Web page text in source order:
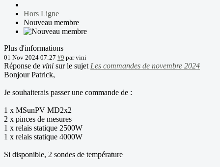
Hors Ligne
Nouveau membre
Plus d'informations
01 Nov 2024 07:27 #9 parvini
Réponse de vini sur le sujet Les commandes de novembre 2024
Bonjour Patrick,
Je souhaiterais passer une commande de :
1 x MSunPV MD2x2
2 x pinces de mesures
1 x relais statique 2500W
1 x relais statique 4000W
Si disponible, 2 sondes de température